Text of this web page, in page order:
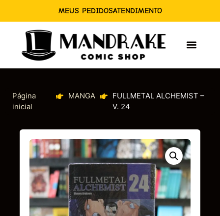
MEUS PEDIDOSATENDIMENTO
Página
inicial
MANGA
FULLMETAL ALCHEMIST –
V. 24